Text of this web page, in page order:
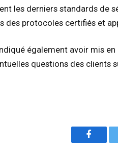
les derniers standards de
des protocoles certifiés et
également avoir mis
questions des clients